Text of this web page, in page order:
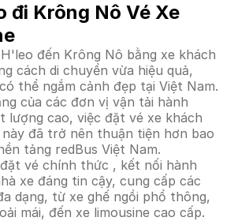
đi Krông Nô Vé Xe
đến Krông Nô bằng xe khách
cách di chuyển vừa hiệu quả,
thể ngắm cảnh đẹp tại Việt Nam.
của các đơn vị vận tải hành
lượng cao, việc đặt vé xe khách
đã trở nên thuận tiện hơn bao
tảng redBus Việt Nam.
vé chính thức , kết nối hành
xe đáng tin cậy, cung cấp các
dạng, từ xe ghế ngồi phổ thông,
mái, đến xe limousine cao cấp.